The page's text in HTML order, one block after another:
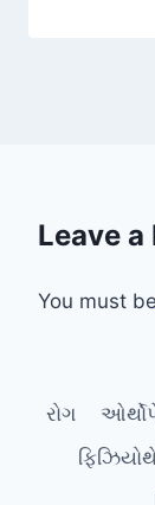
Leave a
You must be
રોગ